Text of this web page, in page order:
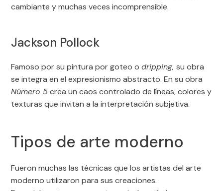
cambiante y muchas veces incomprensible.
Jackson Pollock
Famoso por su pintura por goteo odripping,su obra
se integra en el expresionismo abstracto. En su obra
Número 5crea un caos controlado de líneas, colores y
texturas que invitan a la interpretación subjetiva.
Tipos de arte moderno
Fueron muchas las técnicas que los artistas del arte
moderno utilizaron para sus creaciones.